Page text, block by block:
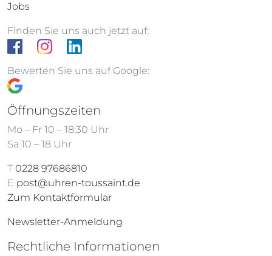
Jobs
Finden Sie uns auch jetzt auf:
Bewerten Sie uns auf Google:
Öffnungszeiten
Mo – Fr 10 – 18:30 Uhr
Sa 10 – 18 Uhr
T 0228 97686810
E post@uhren-toussaint.de
Zum Kontaktformular
Newsletter-Anmeldung
Rechtliche Informationen